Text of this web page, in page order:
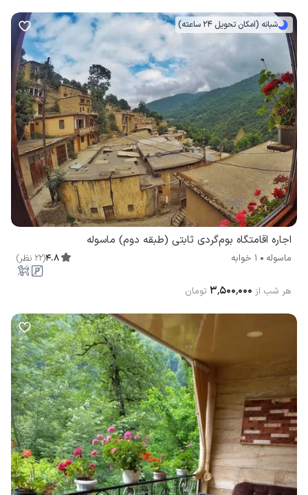
شبانه (امکان تحویل 24 ساعته)
اجاره اقامتگاه بوم‌گردی ثابتی (طبقه دوم) ماسوله
ماسوله 1 خوابه 4.8
(
22 نظر)
هر شب از ۳٬۵۰۰٬۰۰۰ تومان